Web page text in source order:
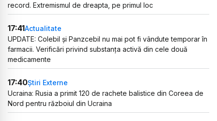
record. Extremismul de dreapta, pe primul loc
17:41Actualitate
UPDATE: Colebil și Panzcebil nu mai pot fi vândute temporar în
farmacii. Verificări privind substanța activă din cele două
medicamente
17:40Știri Externe
Ucraina: Rusia a primit 120 de rachete balistice din Coreea de
Nord pentru războiul din Ucraina